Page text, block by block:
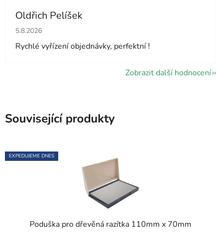
Oldřich Pelíšek
Hodnocení obchodu je 5 z 5 hvězdiček.
5.8.2026
Rychlé vyřízení objednávky, perfektní !
Zobrazit další hodnocení
Související produkty
EXPEDUJEME DNES
Poduška pro dřevěná razítka 110mm x 70mm